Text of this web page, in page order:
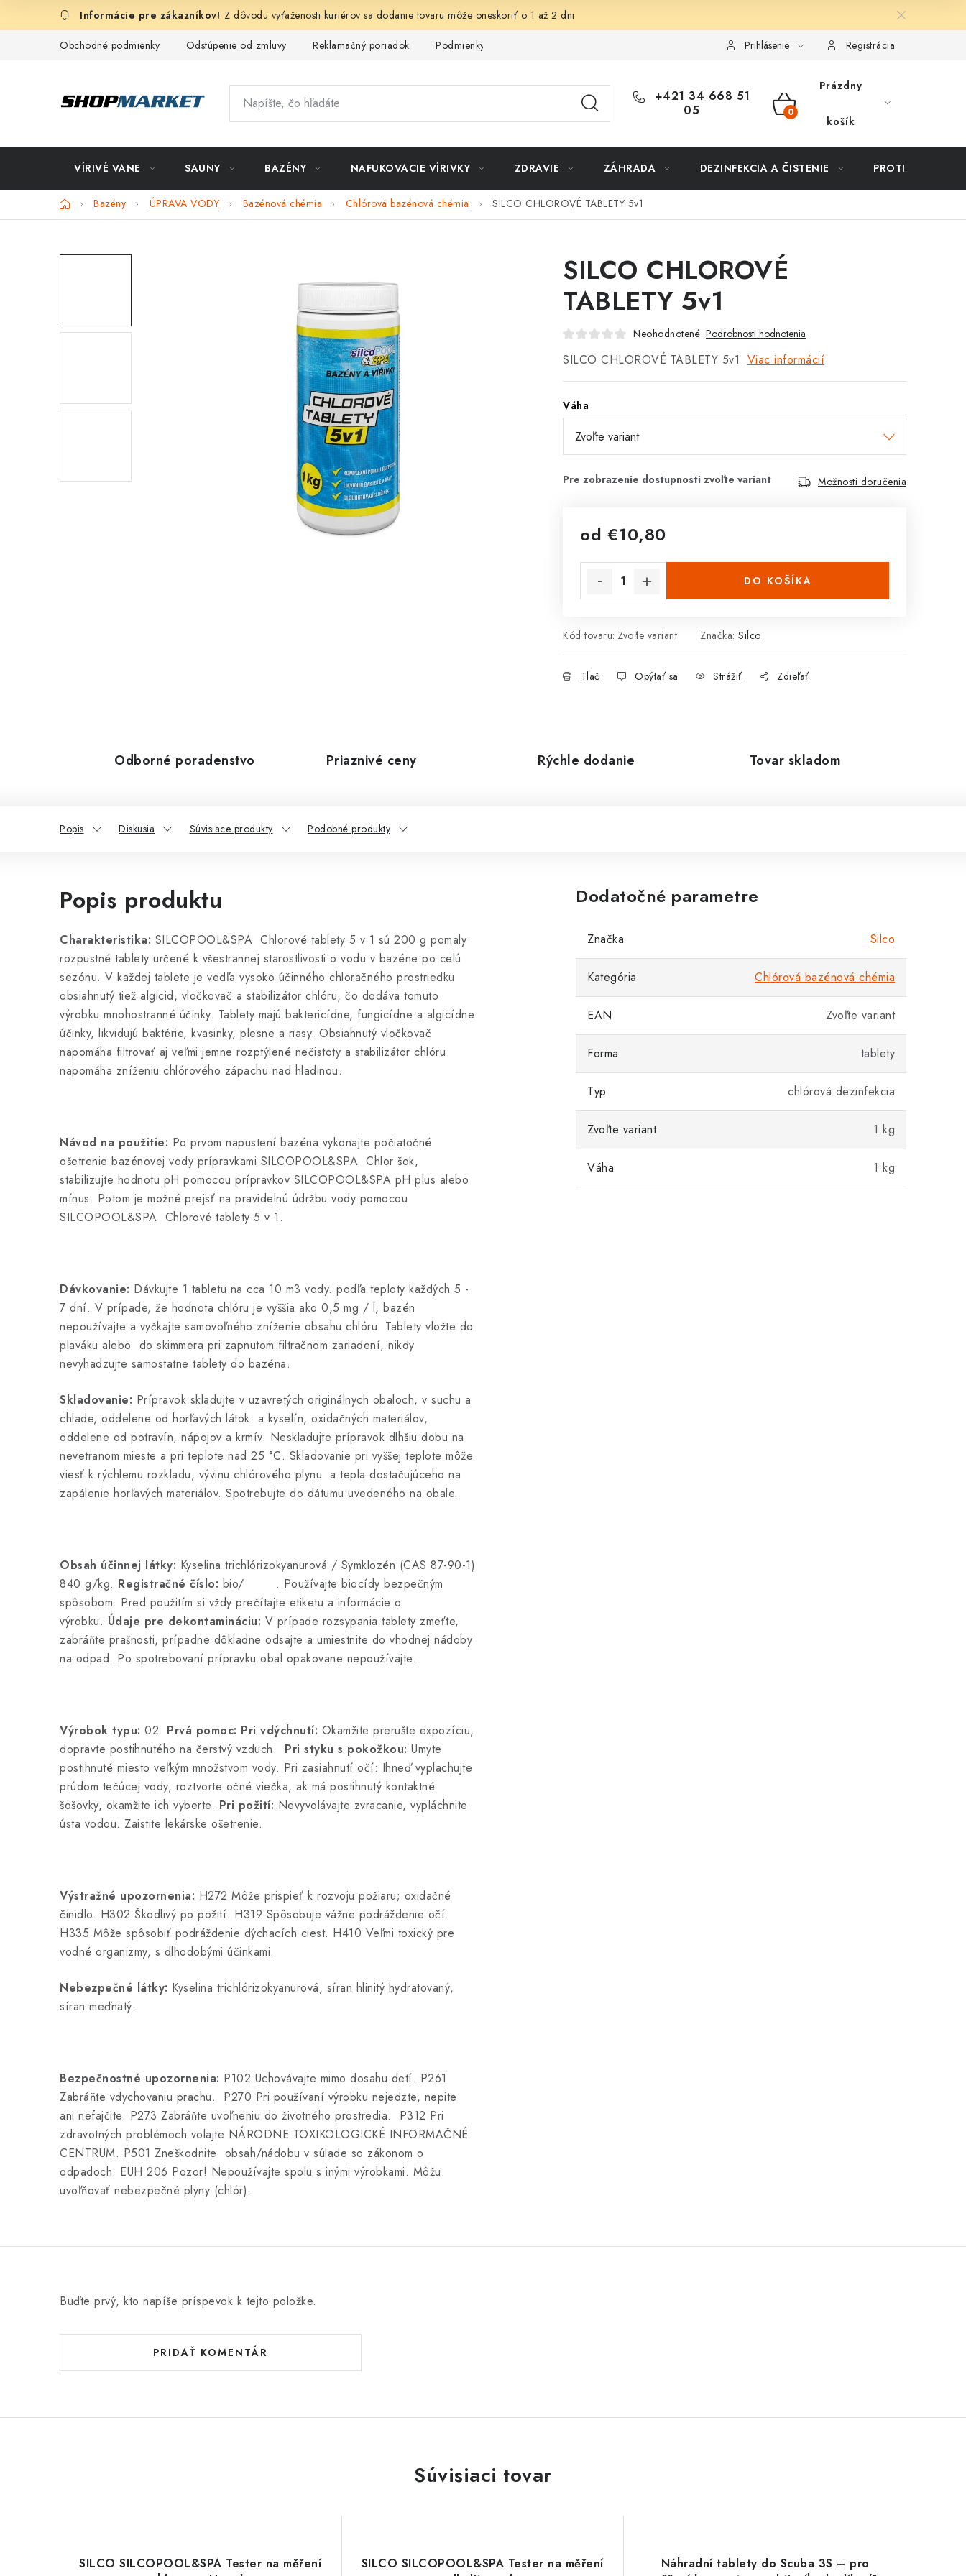
Z dôvodu vyťaženosti kuriérov sa dodanie tovaru môže oneskoriť o 1 až 2 dni
Obchodné podmienky Odstúpenie od zmluvy Reklamačný poriadok Podmienky ochrany osobných údajov Spôsob dopravy a platby Vernostný program Moja objednávka
Prihlásenie Registrácia
+421 34 668 51
05
NÁKUPNÝ
Prázdny
košík
VÍRIVÉ VANE SAUNY BAZÉNY NAFUKOVACIE VÍRIVKY ZDRAVIE ZÁHRADA DEZINFEKCIA A ČISTENIE
DomovBazény ÚPRAVA VODY Bazénová chémia Chlórová bazénová chémia SILCO CHLOROVÉ TABLETY 5v1
SILCO CHLOROVÉ
TABLETY 5v1
Neohodnotené Podrobnosti hodnotenia
SILCO CHLOROVÉ TABLETY 5v1 Viac informácií
Váha
Možnosti doručenia
od €10,80
DO KOŠÍKA
Kód tovaru: Zvoľte variant Značka: Silco
Tlač Opýtať sa Strážiť Zdieľať
Odborné poradenstvo Priaznivé ceny Rýchle dodanie Tovar skladom
Popis Diskusia Súvisiace produkty Podobné produkty
Popis produktu
Charakteristika: SILCOPOOL&SPA Chlorové tablety 5 v 1 sú 200 g pomaly
rozpustné tablety určené k všestrannej starostlivosti o vodu v bazéne po celú
sezónu. V každej tablete je vedľa vysoko účinného chloračného prostriedku
obsiahnutý tiež algicid, vločkovač a stabilizátor chlóru, čo dodáva tomuto
výrobku mnohostranné účinky. Tablety majú baktericídne, fungicídne a algicídne
účinky, likvidujú baktérie, kvasinky, plesne a riasy. Obsiahnutý vločkovač
napomáha filtrovať aj veľmi jemne rozptýlené nečistoty a stabilizátor chlóru
napomáha zníženiu chlórového zápachu nad hladinou.
Návod na použitie: Po prvom napustení bazéna vykonajte počiatočné
ošetrenie bazénovej vody prípravkami SILCOPOOL&SPA Chlor šok,
stabilizujte hodnotu pH pomocou prípravkov SILCOPOOL&SPA pH plus alebo
mínus. Potom je možné prejsť na pravidelnú údržbu vody pomocou
SILCOPOOL&SPA Chlorové tablety 5 v 1.
Dávkovanie: Dávkujte 1 tabletu na cca 10 m3 vody. podľa teploty každých 5 -
7 dní. V prípade, že hodnota chlóru je vyššia ako 0,5 mg / l, bazén
nepoužívajte a vyčkajte samovoľného zníženie obsahu chlóru. Tablety vložte do
plaváku alebo do skimmera pri zapnutom filtračnom zariadení, nikdy
nevyhadzujte samostatne tablety do bazéna.
Skladovanie: Prípravok skladujte v uzavretých originálnych obaloch, v suchu a
chlade, oddelene od horľavých látok a kyselín, oxidačných materiálov,
oddelene od potravín, nápojov a krmív. Neskladujte prípravok dlhšiu dobu na
nevetranom mieste a pri teplote nad 25 °C. Skladovanie pri vyššej teplote môže
viesť k rýchlemu rozkladu, vývinu chlórového plynu a tepla dostačujúceho na
zapálenie horľavých materiálov. Spotrebujte do dátumu uvedeného na obale.
Obsah účinnej látky: Kyselina trichlórizokyanurová / Symklozén (CAS 87-90-1)
840 g/kg. Registračné číslo: bio/ . Používajte biocídy bezpečným
spôsobom. Pred použitím si vždy prečítajte etiketu a informácie o
výrobku. Údaje pre dekontamináciu: V prípade rozsypania tablety zmeťte,
zabráňte prašnosti, prípadne dôkladne odsajte a umiestnite do vhodnej nádoby
na odpad. Po spotrebovaní prípravku obal opakovane nepoužívajte.
Výrobok typu: 02. Prvá pomoc: Pri vdýchnutí: Okamžite prerušte expozíciu,
dopravte postihnutého na čerstvý vzduch.
Pri styku s pokožkou: Umyte
postihnuté miesto veľkým množstvom vody. Pri zasiahnutí očí: Ihneď vyplachujte
prúdom tečúcej vody, roztvorte očné viečka, ak má postihnutý kontaktné
šošovky, okamžite ich vyberte. Pri požití: Nevyvolávajte zvracanie, vypláchnite
ústa vodou. Zaistite lekárske ošetrenie.
Výstražné upozornenia: H272 Môže prispieť k rozvoju požiaru; oxidačné
činidlo. H302 Škodlivý po požití. H319 Spôsobuje vážne podráždenie očí.
H335 Môže spôsobiť podráždenie dýchacích ciest. H410 Veľmi toxický pre
vodné organizmy, s dlhodobými účinkami.
Nebezpečné látky: Kyselina trichlórizokyanurová, síran hlinitý hydratovaný,
síran meďnatý.
Bezpečnostné upozornenia: P102 Uchovávajte mimo dosahu detí. P261
Zabráňte vdychovaniu prachu. P270 Pri používaní výrobku nejedzte, nepite
ani nefajčite. P273 Zabráňte uvoľneniu do životného prostredia. P312 Pri
zdravotných problémoch volajte NÁRODNE TOXIKOLOGICKÉ INFORMAČNÉ
CENTRUM. P501 Zneškodnite obsah/nádobu v súlade so zákonom o
odpadoch. EUH 206 Pozor! Nepoužívajte spolu s inými výrobkami. Môžu
uvoľňovať nebezpečné plyny (chlór).
Dodatočné parametre
Značka Silco
Kategória Chlórová bazénová chémia
EAN Zvoľte variant
Forma tablety
Typ chlórová dezinfekcia
Zvoľte variant 1 kg
Váha 1 kg
Buďte prvý, kto napíše príspevok k tejto položke.
PRIDAŤ KOMENTÁR
Súvisiaci tovar
SILCO SILCOPOOL&SPA Tester na měření
SILCO SILCOPOOL&SPA Tester na měření
Náhradní tablety do Scuba 3S – pro